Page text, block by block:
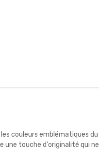
couleurs emblématiques
touche d'originalité qui